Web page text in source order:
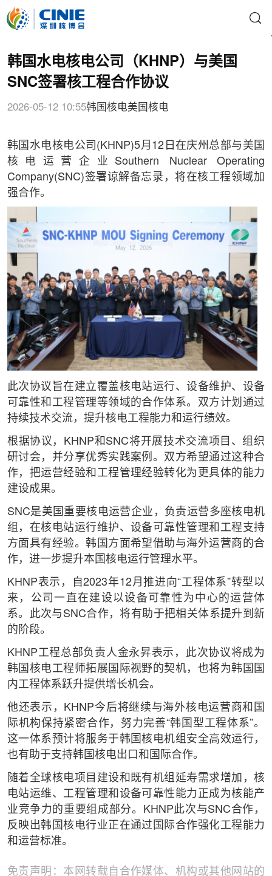
韩国水电核电公司（KHNP）与美国
SNC签署核工程合作协议
2026-05-12 10:55韩国核电美国核电
韩国水电核电公司(KHNP)5月12日在庆州总部与美国
核电运营企业Southern Nuclear Operating
Company(SNC)签署谅解备忘录，将在核工程领域加
强合作。
此次协议旨在建立覆盖核电站运行、设备维护、设备
可靠性和工程管理等领域的合作体系。双方计划通过
持续技术交流，提升核电工程能力和运行绩效。
根据协议，KHNP和SNC将开展技术交流项目、组织
研讨会，并分享优秀实践案例。双方希望通过这种合
作，把运营经验和工程管理经验转化为更具体的能力
建设成果。
SNC是美国重要核电运营企业，负责运营多座核电机
组，在核电站运行维护、设备可靠性管理和工程支持
方面具有经验。韩国方面希望借助与海外运营商的合
作，进一步提升本国核电运行管理水平。
KHNP表示，自2023年12月推进向“工程体系”转型以
来，公司一直在建设以设备可靠性为中心的运营体
系。此次与SNC合作，将有助于把相关体系提升到新
的阶段。
KHNP工程总部负责人金永昇表示，此次协议将成为
韩国核电工程师拓展国际视野的契机，也将为韩国国
内工程体系跃升提供增长机会。
他还表示，KHNP今后将继续与海外核电运营商和国
际机构保持紧密合作，努力完善“韩国型工程体系”。
这一体系预计将服务于韩国核电机组安全高效运行，
也有助于支持韩国核电出口和国际合作。
随着全球核电项目建设和既有机组延寿需求增加，核
电站运维、工程管理和设备可靠性能力正成为核能产
业竞争力的重要组成部分。KHNP此次与SNC合作，
反映出韩国核电行业正在通过国际合作强化工程能力
和运营标准。
免责声明：本网转载自合作媒体、机构或其他网站的